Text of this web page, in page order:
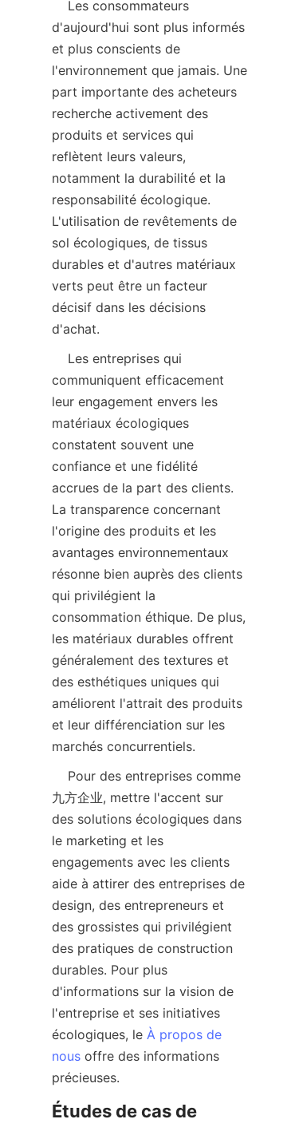
d'aujourd'hui sont plus informés
et plus conscients de
l'environnement que jamais. Une
part importante des acheteurs
recherche activement des
produits et services qui
reflètent leurs valeurs,
notamment la durabilité et la
responsabilité écologique.
L'utilisation de revêtements de
sol écologiques, de tissus
durables et d'autres matériaux
verts peut être un facteur
décisif dans les décisions
communiquent efficacement
leur engagement envers les
matériaux écologiques
constatent souvent une
confiance et une fidélité
accrues de la part des clients.
La transparence concernant
l'origine des produits et les
avantages environnementaux
résonne bien auprès des clients
qui privilégient la
consommation éthique. De plus,
les matériaux durables offrent
généralement des textures et
des esthétiques uniques qui
améliorent l'attrait des produits
et leur différenciation sur les
九方企业, mettre l'accent sur
des solutions écologiques dans
le marketing et les
engagements avec les clients
aide à attirer des entreprises de
design, des entrepreneurs et
des grossistes qui privilégient
des pratiques de construction
durables. Pour plus
d'informations sur la vision de
l'entreprise et ses initiatives
écologiques, le À propos de
nous offre des informations
Études de cas de